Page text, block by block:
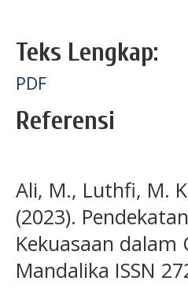
Teks Lengkap:
PDF
Referensi
Ali, M., Luthfi, M.
(2023).
Kekuasaan dalam
Mandalika ISSN